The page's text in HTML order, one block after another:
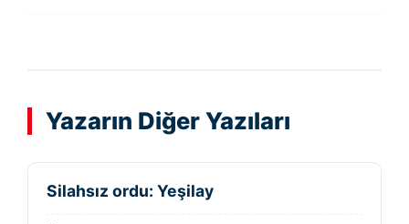
Yazarın Diğer Yazıları
Silahsız ordu: Yeşilay